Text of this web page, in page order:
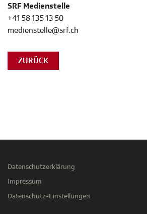
SRF Medienstelle
+41 58 135 13 50
medienstelle@srf.ch
ZURÜCK
Datenschutzerklärung
Impressum
Datenschutz-Einstellungen